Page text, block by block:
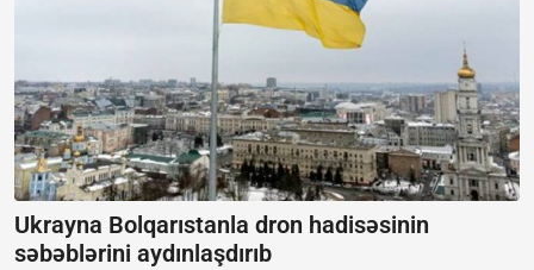
Ukrayna Bolqarıstanla dron hadisəsinin
səbəblərini aydınlaşdırıb